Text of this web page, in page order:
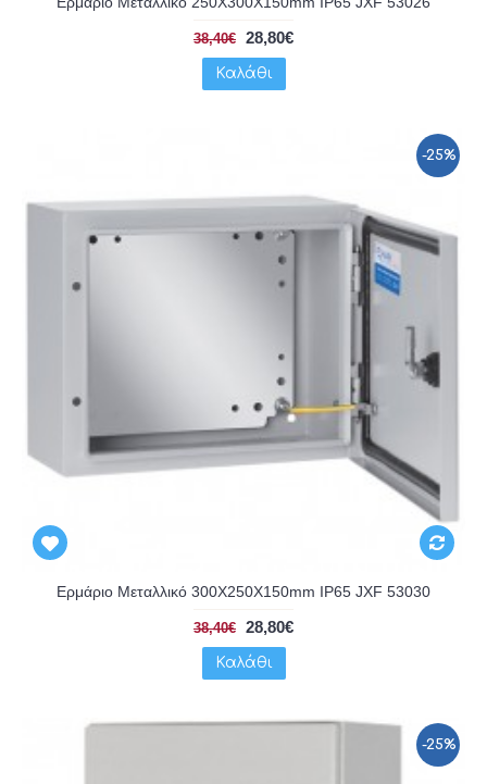
38,40€ 28,80€
Καλάθι
-25%
Ερμάριο Μεταλλικό 300X250X150mm IP65 JXF 53030
38,40€ 28,80€
Καλάθι
-25%